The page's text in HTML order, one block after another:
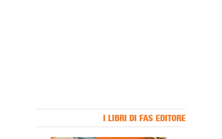
I LIBRI DI FAS EDITORE